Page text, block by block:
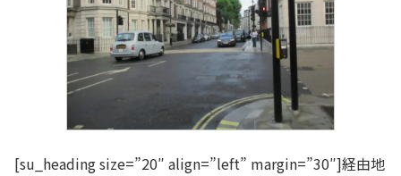
[su_heading size=”20″ align=”left” margin=”30″]経由地